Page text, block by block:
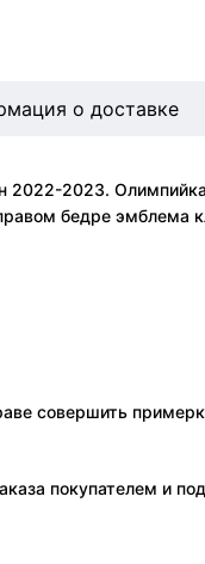
2022-2023.
бедре эмблема
о доставке
совершить
покупателем и